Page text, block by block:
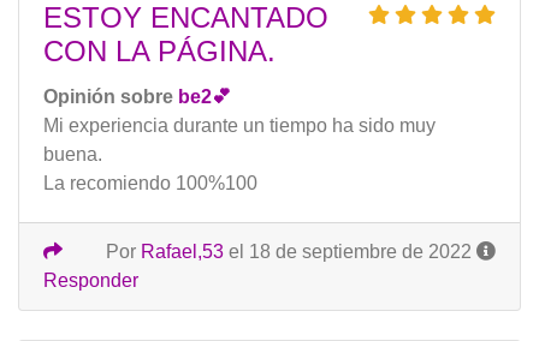
ESTOY ENCANTADO
CON LA PÁGINA.
Opinión sobre be2💕
Mi experiencia durante un tiempo ha sido muy
buena.
La recomiendo 100%100
Por Rafael,53 el 18 de septiembre de 2022
Responder